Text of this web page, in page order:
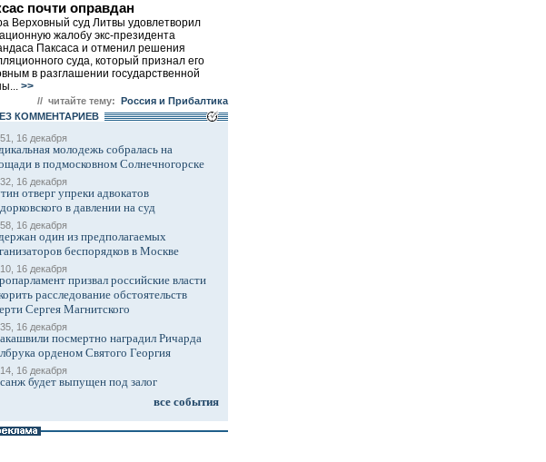
почти оправдан
Верховный суд Литвы удовлетворил
жалобу экс-президента
Паксаса и отменил решения
суда, который признал его
в разглашении государственной
>>
// читайте тему: Россия и Прибалтика
КОМMЕНТАРИЕВ
16 декабря
молодежь собралась на
в подмосковном Солнечногорске
16 декабря
отверг упреки адвокатов
в давлении на суд
16 декабря
один из предполагаемых
беспорядков в Москве
16 декабря
призвал российские власти
расследование обстоятельств
Сергея Магнитского
16 декабря
посмертно наградил Ричарда
орденом Святого Георгия
16 декабря
будет выпущен под залог
все события